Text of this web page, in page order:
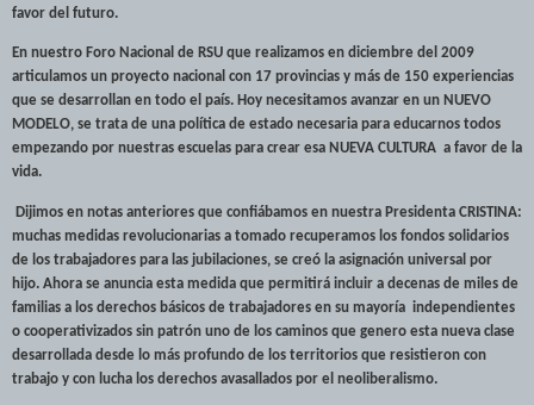
favor del futuro.
En nuestro Foro Nacional de RSU que realizamos en diciembre del 2009
articulamos un proyecto nacional con 17 provincias y más de 150 experiencias
que se desarrollan en todo el país. Hoy necesitamos avanzar en un NUEVO
MODELO, se trata de una política de estado necesaria para educarnos todos
empezando por nuestras escuelas para crear esa NUEVA CULTURA a favor de la
vida.
Dijimos en notas anteriores que confiábamos en nuestra Presidenta CRISTINA:
muchas medidas revolucionarias a tomado recuperamos los fondos solidarios
de los trabajadores para las jubilaciones, se creó la asignación universal por
hijo. Ahora se anuncia esta medida que permitirá incluir a decenas de miles de
familias a los derechos básicos de trabajadores en su mayoría independientes
o cooperativizados sin patrón uno de los caminos que genero esta nueva clase
desarrollada desde lo más profundo de los territorios que resistieron con
trabajo y con lucha los derechos avasallados por el neoliberalismo.